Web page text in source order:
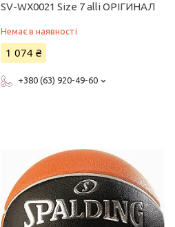
SV-WX0021 Size 7 alli ОРІГИНАЛ
Немає в наявності
1 074 ₴
+380 (63) 920-49-60